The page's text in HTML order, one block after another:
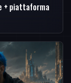
+ piattaforma